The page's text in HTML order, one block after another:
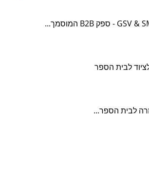
לבית הספר
לבית הספר...